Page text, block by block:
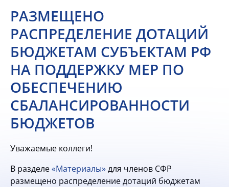
РАЗМЕЩЕНО
РАСПРЕДЕЛЕНИЕ ДОТАЦИЙ
БЮДЖЕТАМ СУБЪЕКТАМ РФ
НА ПОДДЕРЖКУ МЕР ПО
ОБЕСПЕЧЕНИЮ
СБАЛАНСИРОВАННОСТИ
БЮДЖЕТОВ
Уважаемые коллеги!
В разделе«Материалы»для членов СФР
размещено распределение дотаций бюджетам